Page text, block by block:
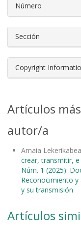
Número
Sección
Copyright
Artículos
autor/a
Amaia
crear, transmitir,
Núm. 1 (2025):
Reconocimiento y
y su transmisión
Artículos